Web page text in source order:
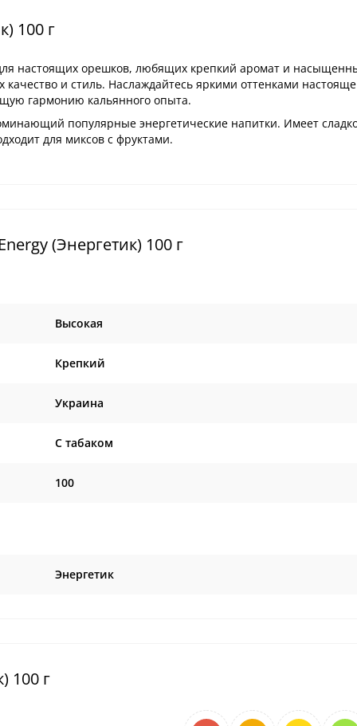
100 г
настоящих орешков, любящих крепкий аромат и
и стиль. Наслаждайтесь яркими оттенками
гармонию кальянного опыта.
популярные энергетические напитки. Имеет
для миксов с фруктами.
(Энергетик) 100 г
Высокая
Крепкий
Украина
C табаком
100
Энергетик
100 г